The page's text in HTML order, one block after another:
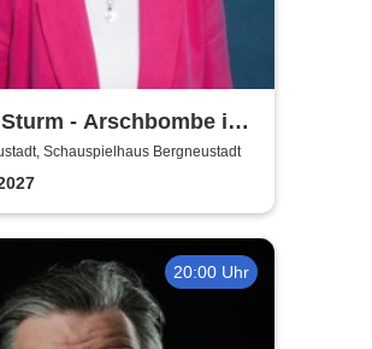
- Arschbombe ins
Schauspielhaus Bergneustadt
20:00 Uhr